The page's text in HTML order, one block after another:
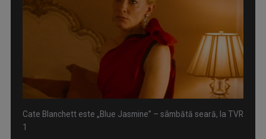
Cate Blanchett este „Blue Jasmine” – sâmbătă seară, la TVR